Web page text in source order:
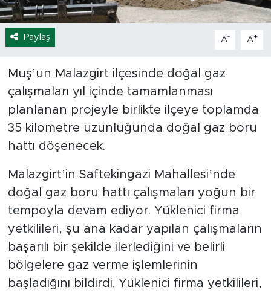
Paylaş A- A+
Muş’un Malazgirt ilçesinde doğal gaz
çalışmaları yıl içinde tamamlanması
planlanan projeyle birlikte ilçeye toplamda
35 kilometre uzunluğunda doğal gaz boru
hattı döşenecek.
Malazgirt’in Saftekingazi Mahallesi’nde
doğal gaz boru hattı çalışmaları yoğun bir
tempoyla devam ediyor. Yüklenici firma
yetkilileri, şu ana kadar yapılan çalışmaların
başarılı bir şekilde ilerlediğini ve belirli
bölgelere gaz verme işlemlerinin
başladığını bildirdi. Yüklenici firma yetkilileri,
Eğitim
Hava Durumu
Tavz Der
Bingöl Kaza Haberleri